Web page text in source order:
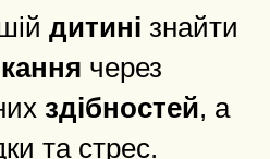
дитині знайти
через
здібностей, а
та стрес.